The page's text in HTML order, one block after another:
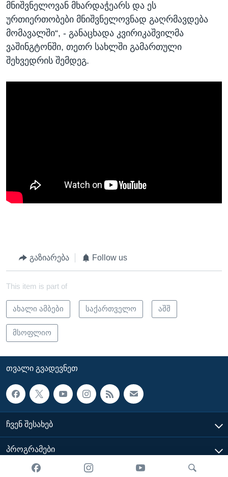
მნიშვნელოვან მხარდაჭეარს და ეს
ურთიერთობები მნიშვნელოვნად გაღრმავდება
მომავალში“, - განაცხადა კვირიკაშვილმა
ვაშინგტონში, თეთრ სახლში გამართული
შეხვედრის შემდეგ.
გაზიარება Follow us
This item is part of
ახალი ამბები საქართველო აშშ
მსოფლიო
ᲗᲕᲐᲚᲘ ᲒᲕᲐᲓᲔᲕᲜᲔᲗ
ᲩᲕᲔᲜ ᲨᲔᲡᲐᲮᲔᲑ
ᲞᲠᲝᲒᲠᲐᲛᲔᲑᲘ